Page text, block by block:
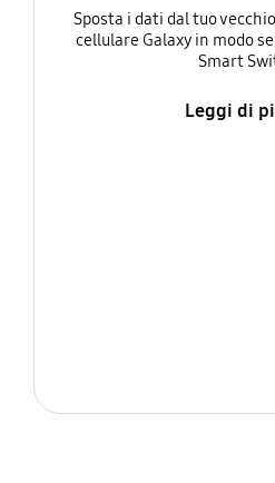
Sposta i dati dal tuo
cellulare Galaxy in modo
Smart
Leggi di